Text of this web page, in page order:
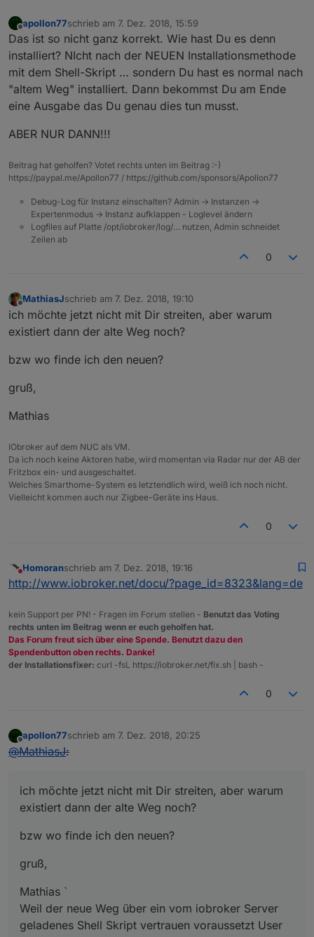
Offline
apollon77schrieb am 7. Dez. 2018, 15:59
zuletzt editiert von
Das ist so nicht ganz korrekt. Wie hast Du es denn
installiert? NIcht nach der NEUEN Installationsmethode
mit dem Shell-Skript … sondern Du hast es normal nach
"altem Weg" installiert. Dann bekommst Du am Ende
eine Ausgabe das Du genau dies tun musst.
ABER NUR DANN!!!
Beitrag hat geholfen? Votet rechts unten im Beitrag :-)
https://paypal.me/Apollon77 / https://github.com/sponsors/Apollon77
Debug-Log für Instanz einschalten? Admin -> Instanzen ->
Expertenmodus -> Instanz aufklappen - Loglevel ändern
Logfiles auf Platte /opt/iobroker/log/… nutzen, Admin schneidet
Zeilen ab
0
Offline
MathiasJschrieb am 7. Dez. 2018, 19:10
zuletzt editiert von
ich möchte jetzt nicht mit Dir streiten, aber warum
existiert dann der alte Weg noch?
bzw wo finde ich den neuen?
gruß,
Mathias
IObroker auf dem NUC als VM.
Da ich noch keine Aktoren habe, wird momentan via Radar nur der AB der
Fritzbox ein- und ausgeschaltet.
Welches Smarthome-System es letztendlich wird, weiß ich noch nicht.
Vielleicht kommen auch nur Zigbee-Geräte ins Haus.
0
Nicht stören
Homoranschrieb am 7. Dez. 2018, 19:16
zuletzt editiert von
http://www.iobroker.net/docu/?page_id=8323&lang=de
kein Support per PN! - Fragen im Forum stellen - Benutzt das Voting
rechts unten im Beitrag wenn er euch geholfen hat.
Das Forum freut sich über eine Spende. Benutzt dazu den
Spendenbutton oben rechts. Danke!
der Installationsfixer: curl -fsL https://iobroker.net/fix.sh | bash -
0
Offline
apollon77schrieb am 7. Dez. 2018, 20:25
zuletzt editiert von
@MathiasJ:
ich möchte jetzt nicht mit Dir streiten, aber warum
existiert dann der alte Weg noch?
bzw wo finde ich den neuen?
gruß,
Mathias `
Weil der neue Weg über ein vom iobroker Server
geladenes Shell Skript vertrauen voraussetzt User